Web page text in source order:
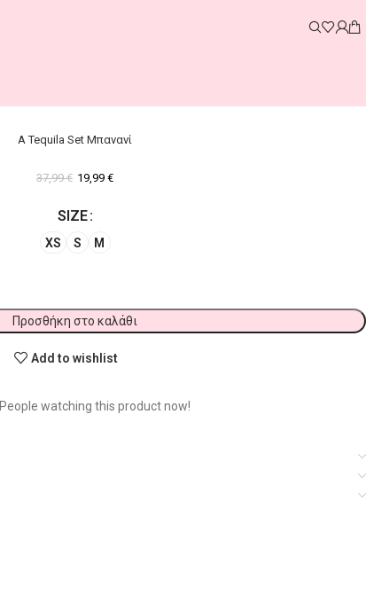
A Tequila Set Μπανανί
37,99€ 19,99 €
SIZE
XS S M
Προσθήκη στο καλάθι
Add to wishlist
People watching this product now!